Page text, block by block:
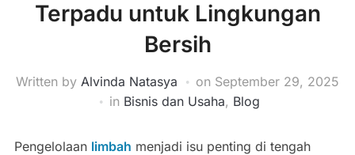
Terpadu untuk Lingkungan
Bersih
Written by Alvinda Natasya on September 29, 2025
in Bisnis dan Usaha, Blog
Pengelolaan limbah menjadi isu penting di tengah